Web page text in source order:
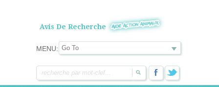
Avis De Recherche
MENU: